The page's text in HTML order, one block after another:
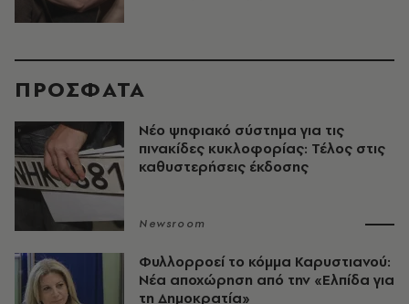
ΠΡΟΣΦΑΤΑ
Νέο ψηφιακό σύστημα για τις
πινακίδες κυκλοφορίας: Τέλος στις
καθυστερήσεις έκδοσης
Newsroom
Φυλλορροεί το κόμμα Καρυστιανού:
Νέα αποχώρηση από την «Ελπίδα για
τη Δημοκρατία»